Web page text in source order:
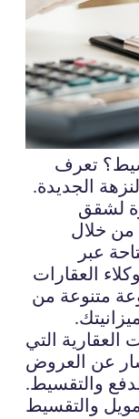
تعرف
الجديدة.
لشقق
من خلال
عبر
العقارات
متنوعة من
التي
عن العروض
والتقسيط.
والتقسيط